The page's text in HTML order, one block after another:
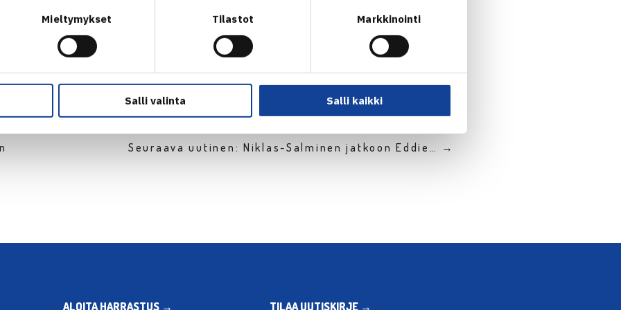
Mieltymykset Tilastot Markkinointi
Salli valinta Salli kaikki
Seuraava uutinen: Niklas-Salminen jatkoon Eddie… →
ALOITA HARRASTUS → TILAA UUTISKIRJE →